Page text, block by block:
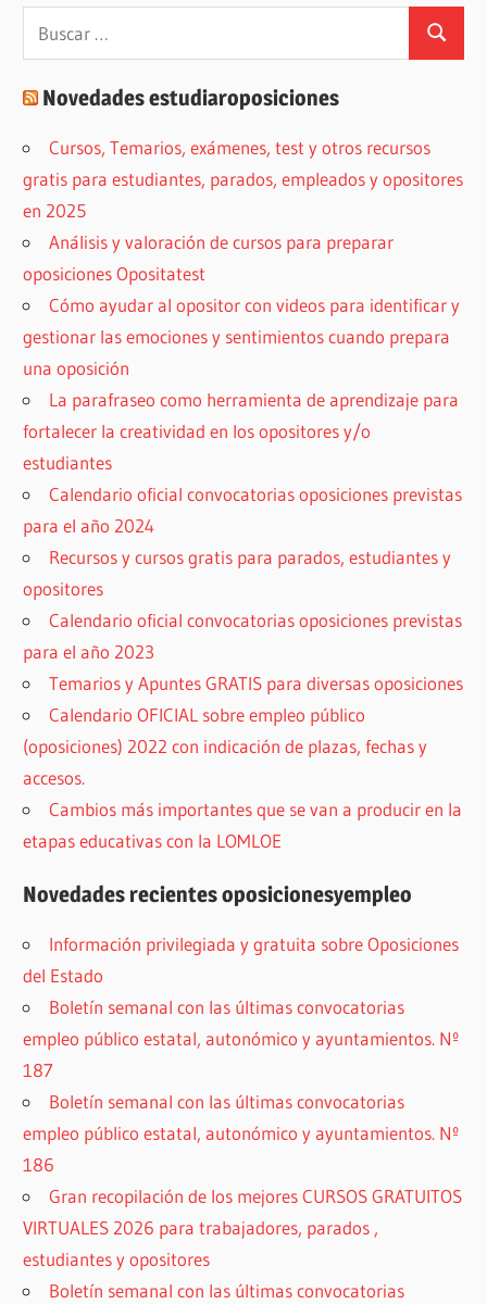
Buscar
Novedades estudiaroposiciones
Cursos, Temarios, exámenes, test y otros recursos
gratis para estudiantes, parados, empleados y opositores
en 2025
Análisis y valoración de cursos para preparar
oposiciones Opositatest
Cómo ayudar al opositor con videos para identificar y
gestionar las emociones y sentimientos cuando prepara
una oposición
La parafraseo como herramienta de aprendizaje para
fortalecer la creatividad en los opositores y/o
estudiantes
Calendario oficial convocatorias oposiciones previstas
para el año 2024
Recursos y cursos gratis para parados, estudiantes y
opositores
Calendario oficial convocatorias oposiciones previstas
para el año 2023
Temarios y Apuntes GRATIS para diversas oposiciones
Calendario OFICIAL sobre empleo público
(oposiciones) 2022 con indicación de plazas, fechas y
accesos.
Cambios más importantes que se van a producir en la
etapas educativas con la LOMLOE
Novedades recientes oposicionesyempleo
Información privilegiada y gratuita sobre Oposiciones
del Estado
Boletín semanal con las últimas convocatorias
empleo público estatal, autonómico y ayuntamientos. Nº
187
Boletín semanal con las últimas convocatorias
empleo público estatal, autonómico y ayuntamientos. Nº
186
Gran recopilación de los mejores CURSOS GRATUITOS
VIRTUALES 2026 para trabajadores, parados ,
estudiantes y opositores
Boletín semanal con las últimas convocatorias